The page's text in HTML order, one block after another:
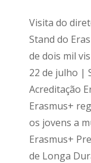
Visita do
Stand do
de dois mil
22 de julho |
Acreditação
Erasmus+
os jovens a
Erasmus+
de Longa